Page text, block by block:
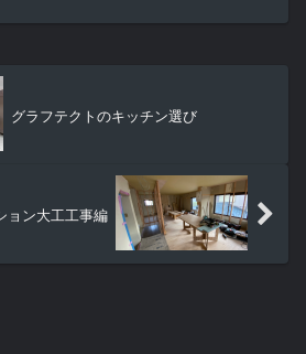
グラフテクトのキッチン選び
ョン大工工事編